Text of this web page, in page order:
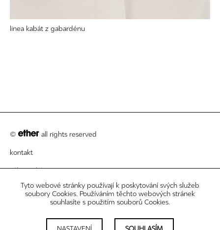
linea kabát z gabardénu
© all rights reserved
kontakt
zákaznický servis
právní informace
nastavení cookies
Tyto webové stránky používají k poskytování svých služeb
soubory Cookies. Používáním těchto webových stránek
souhlasíte s použitím souborů Cookies.
NASTAVENÍ SOUHLASÍM